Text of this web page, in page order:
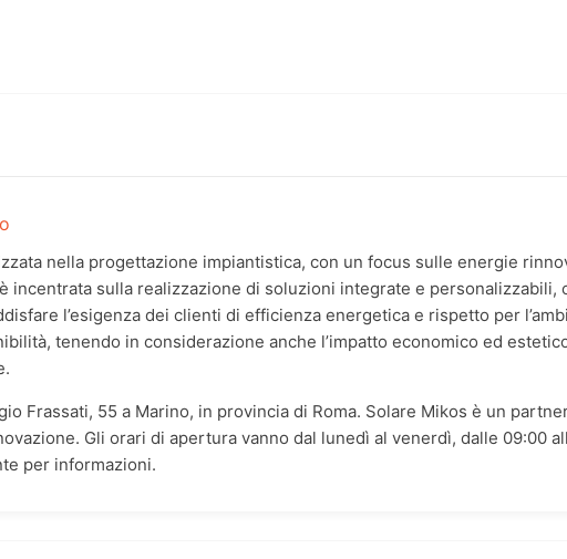
nella progettazione impiantistica, con un focus sulle energie
incentrata sulla realizzazione di soluzioni integrate e
l’esigenza dei clienti di efficienza energetica e rispetto per
tenendo in considerazione anche l’impatto economico ed
Frassati, 55 a Marino, in provincia di Roma. Solare Mikos è un
Gli orari di apertura vanno dal lunedì al venerdì, dalle 09:00
per informazioni.